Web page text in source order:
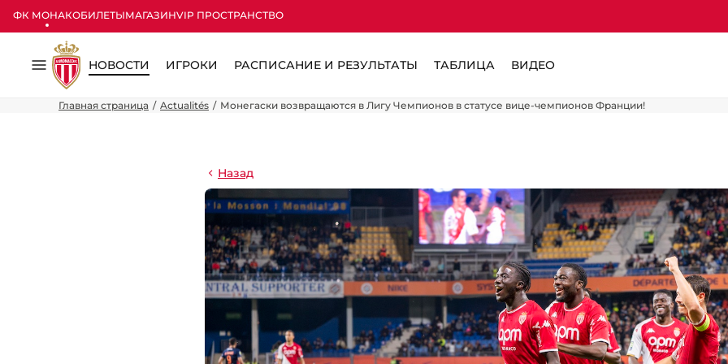
ФК МОНАКОБИЛЕТЫМАГАЗИНVIP ПРОСТРАНСТВО
Меню
НОВОСТИ ИГРОКИ РАСПИСАНИЕ И РЕЗУЛЬТАТЫ ТАБЛИЦА ВИДЕО
Главная страница Actualités Монегаски возвращаются в Лигу Чемпионов в статусе вице-чемпионов Франции!
Назад